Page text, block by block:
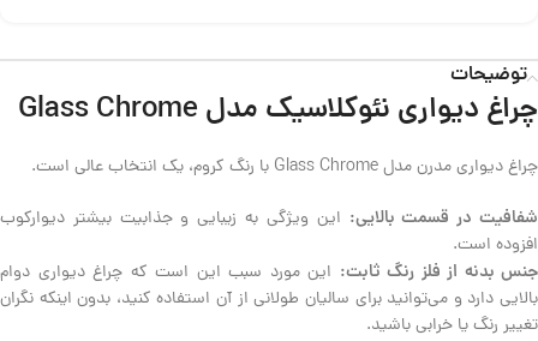
توضیحات
چراغ دیواری نئوکلاسیک مدل Glass Chrome
چراغ دیواری مدرن مدل Glass Chrome با رنگ کروم، یک انتخاب عالی است.
شفافیت در قسمت بالایی: این ویژگی به زیبایی و جذابیت بیشتر دیوارکوب
افزوده است.
جنس بدنه از فلز رنگ ثابت: این مورد سبب این است که چراغ دیواری دوام
بالایی دارد و می‌توانید برای سالیان طولانی از آن استفاده کنید، بدون اینکه نگران
تغییر رنگ یا خرابی باشید.